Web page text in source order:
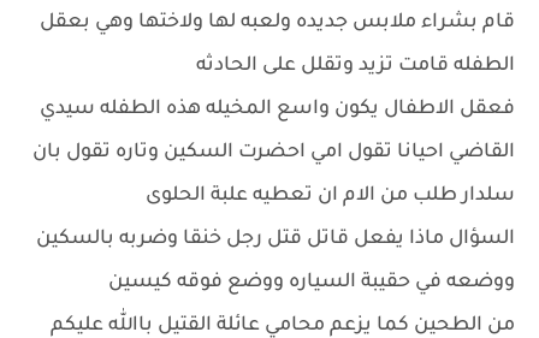
قام بشراء ملابس جديده ولعبه لها ولاختها وهي بعقل
الطفله قامت تزيد وتقلل على الحادثه
فعقل الاطفال يكون واسع المخيله هذه الطفله سيدي
القاضي احيانا تقول امي احضرت السكين وتاره تقول بان
سلدار طلب من الام ان تعطيه علبة الحلوى
السؤال ماذا يفعل قاتل قتل رجل خنقا وضربه بالسكين
ووضعه في حقيبة السياره ووضع فوقه كيسين
من الطحين كما يزعم محامي عائلة القتيل باالله عليكم